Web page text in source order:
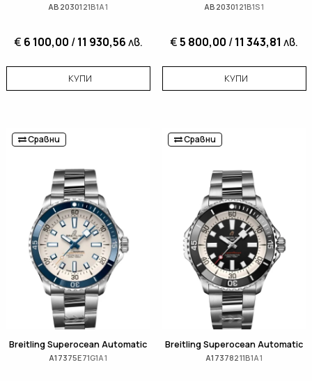
AB2030121B1A1
€ 6 100,00 /11 930,56лв.
КУПИ
AB2030121B1S1
€5 800,00 /11 343,81 лв.
КУПИ
Сравни
Breitling Superocean Automatic
A17375E71G1A1
Сравни
Breitling Superocean Automatic
A17378211B1A1